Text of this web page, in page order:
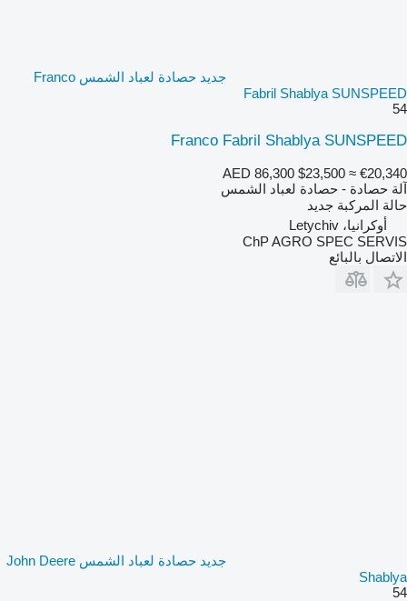
جديد حصادة لعباد الشمس Franco
Fabril Shablya SUNSPEED
54
Franco Fabril Shablya SUNSPEED
AED 86,300 $23,500 ≈ €20,340
آلة حصادة - حصادة لعباد الشمس
حالة المركبة جديد
أوكرانيا، Letychiv
ChP AGRO SPEC SERVIS
الاتصال بالبائع
جديد حصادة لعباد الشمس John Deere
Shablya
54